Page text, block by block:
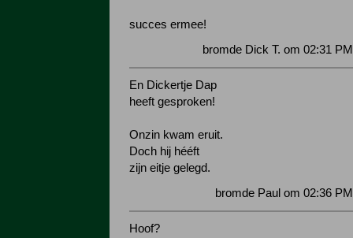
succes ermee!
bromde Dick T. om 02:31
En Dickertje Dap
heeft gesproken!
Onzin kwam eruit.
Doch hij hééft
zijn eitje gelegd.
bromde Paul om 02:36
Hoof?